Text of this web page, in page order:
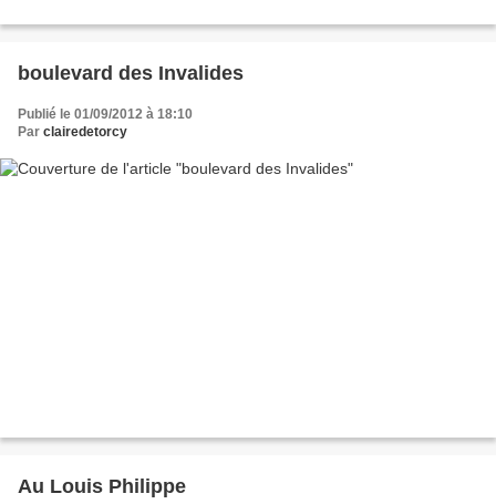
boulevard des Invalides
Publié le 01/09/2012 à 18:10
Par clairedetorcy
Au Louis Philippe